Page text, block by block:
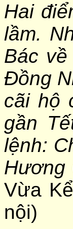
Hai
lầm.
Bác
Đồng
cãi hộ
gần
lệnh:
Hương
Vừa
nội)